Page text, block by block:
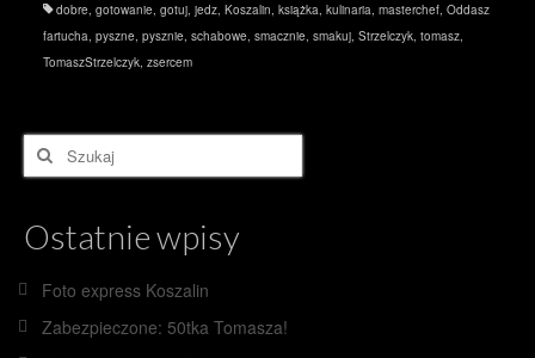
dobre, gotowanie, gotuj, jedz, Koszalin, książka, kulinaria, masterchef, Oddasz
fartucha, pyszne, pysznie, schabowe, smacznie, smakuj, Strzelczyk, tomasz,
TomaszStrzelczyk, zsercem
Szuklaj
w:
Ostatnie wpisy
Foto express Koszalin
Zabezpieczone: 50tka Tomasza!